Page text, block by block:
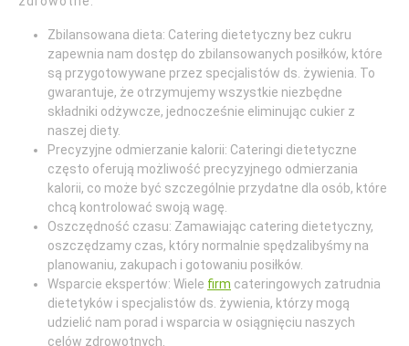
Zbilansowana dieta: Catering dietetyczny bez cukru
zapewnia nam dostęp do zbilansowanych posiłków, które
są przygotowywane przez specjalistów ds. żywienia. To
gwarantuje, że otrzymujemy wszystkie niezbędne
składniki odżywcze, jednocześnie eliminując cukier z
naszej diety.
Precyzyjne odmierzanie kalorii: Cateringi dietetyczne
często oferują możliwość precyzyjnego odmierzania
kalorii, co może być szczególnie przydatne dla osób, które
chcą kontrolować swoją wagę.
Oszczędność czasu: Zamawiając catering dietetyczny,
oszczędzamy czas, który normalnie spędzalibyśmy na
planowaniu, zakupach i gotowaniu posiłków.
Wsparcie ekspertów: Wiele firm cateringowych zatrudnia
dietetyków i specjalistów ds. żywienia, którzy mogą
udzielić nam porad i wsparcia w osiągnięciu naszych
celów zdrowotnych.